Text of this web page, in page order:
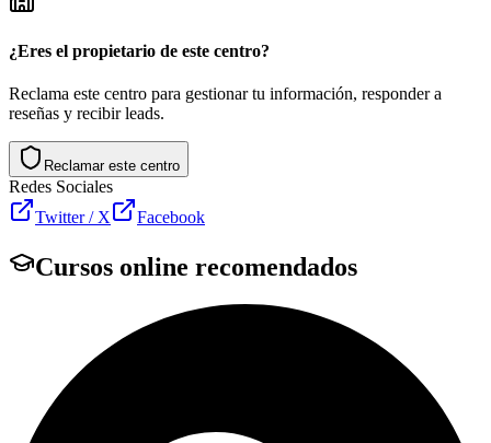
¿Eres el propietario de este centro?
Reclama este centro para gestionar tu información, responder a
reseñas y recibir leads.
Reclamar este centro
Redes Sociales
Twitter / X
Facebook
Cursos online recomendados